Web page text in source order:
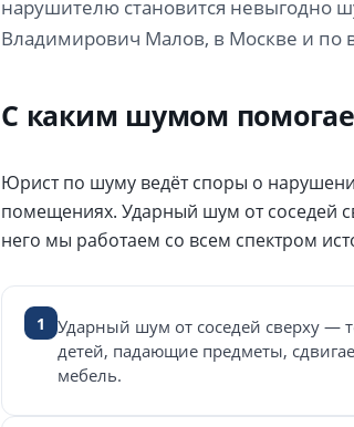
нарушителю становится невыгодно
Владимирович Малов, в Москве и по
С каким шумом
Юрист по шуму ведёт споры о
помещениях. Ударный шум от соседей
него мы работаем со всем спектром
1
Ударный шум от соседей сверху —
детей, падающие предметы,
мебель.